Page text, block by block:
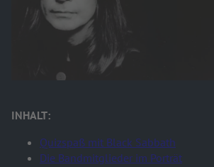
INHALT:
Quizspaß mit Black Sabbath
Die Bandmitglieder im Porträt